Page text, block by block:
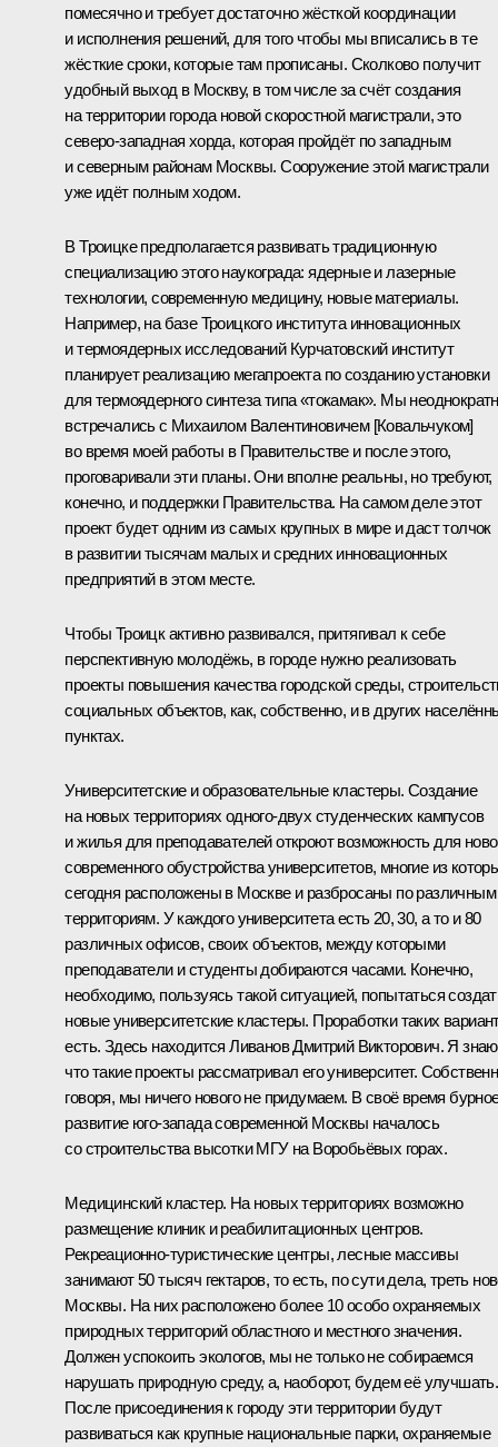
помесячно и требует достаточно жёсткой координации
и исполнения решений, для того чтобы мы вписались в те
жёсткие сроки, которые там прописаны. Сколково получит
удобный выход в Москву, в том числе за счёт создания
на территории города новой скоростной магистрали, это
северо-западная хорда, которая пройдёт по западным
и северным районам Москвы. Сооружение этой магистрали
уже идёт полным ходом.
В Троицке предполагается развивать традиционную
специализацию этого наукограда: ядерные и лазерные
технологии, современную медицину, новые материалы.
Например, на базе Троицкого института инновационных
и термоядерных исследований Курчатовский институт
планирует реализацию мегапроекта по созданию установки
для термоядерного синтеза типа «токамак». Мы
встречались с Михаилом Валентиновичем [Ковальчуком]
во время моей работы в Правительстве и после этого,
проговаривали эти планы. Они вполне реальны, но требуют,
конечно, и поддержки Правительства. На самом деле этот
проект будет одним из самых крупных в мире и даст толчок
в развитии тысячам малых и средних инновационных
предприятий в этом месте.
Чтобы Троицк активно развивался, притягивал к себе
перспективную молодёжь, в городе нужно реализовать
проекты повышения качества городской среды,
социальных объектов, как, собственно, и в других
пунктах.
Университетские и образовательные кластеры. Создание
на новых территориях одного-двух студенческих кампусов
и жилья для преподавателей откроют возможность для
современного обустройства университетов, многие из
сегодня расположены в Москве и разбросаны по различным
территориям. У каждого университета есть 20, 30, а то и 80
различных офисов, своих объектов, между которыми
преподаватели и студенты добираются часами. Конечно,
необходимо, пользуясь такой ситуацией, попытаться
новые университетские кластеры. Проработки таких
есть. Здесь находится Ливанов Дмитрий Викторович. Я
что такие проекты рассматривал его университет.
говоря, мы ничего нового не придумаем. В своё время
развитие юго-запада современной Москвы началось
со строительства высотки МГУ на Воробьёвых горах.
Медицинский кластер. На новых территориях возможно
размещение клиник и реабилитационных центров.
Рекреационно-туристические центры, лесные массивы
занимают 50 тысяч гектаров, то есть, по сути дела, треть
Москвы. На них расположено более 10 особо охраняемых
природных территорий областного и местного значения.
Должен успокоить экологов, мы не только не собираемся
нарушать природную среду, а, наоборот, будем её улучшать.
После присоединения к городу эти территории будут
развиваться как крупные национальные парки, охраняемые